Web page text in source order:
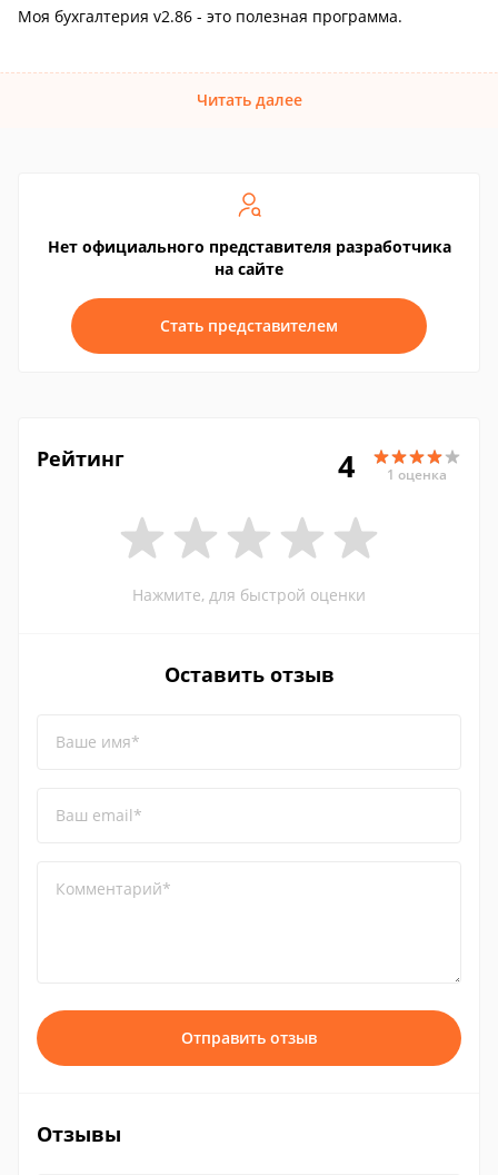
Моя бухгалтерия v2.86 - это полезная программа.
Читать далее
Нет официального представителя разработчика
на сайте
Стать представителем
Рейтинг 4 1 оценка
Нажмите, для быстрой оценки
Оставить отзыв
Ваше имя*
Ваш email*
Комментарий*
Отправить отзыв
Отзывы